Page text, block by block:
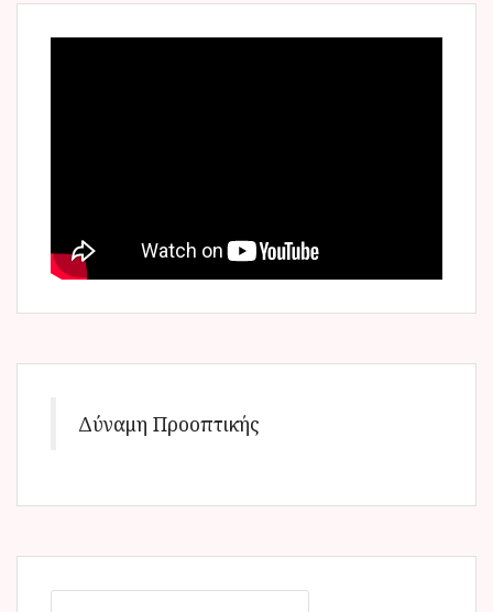
Δύναμη Προοπτικής